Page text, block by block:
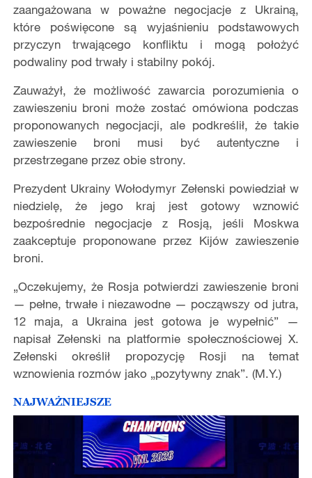
zaangażowana w poważne negocjacje z Ukrainą,
które poświęcone są wyjaśnieniu podstawowych
przyczyn trwającego konfliktu i mogą położyć
podwaliny pod trwały i stabilny pokój.
Zauważył, że możliwość zawarcia porozumienia o
zawieszeniu broni może zostać omówiona podczas
proponowanych negocjacji, ale podkreślił, że takie
zawieszenie broni musi być autentyczne i
przestrzegane przez obie strony.
Prezydent Ukrainy Wołodymyr Zełenski powiedział w
niedzielę, że jego kraj jest gotowy wznowić
bezpośrednie negocjacje z Rosją, jeśli Moskwa
zaakceptuje proponowane przez Kijów zawieszenie
broni.
„Oczekujemy, że Rosja potwierdzi zawieszenie broni
— pełne, trwałe i niezawodne — począwszy od jutra,
12 maja, a Ukraina jest gotowa je wypełnić” —
napisał Zełenski na platformie społecznościowej X.
Zełenski określił propozycję Rosji na temat
wznowienia rozmów jako „pozytywny znak”. (M.Y.)
NAJWAŻNIEJSZE